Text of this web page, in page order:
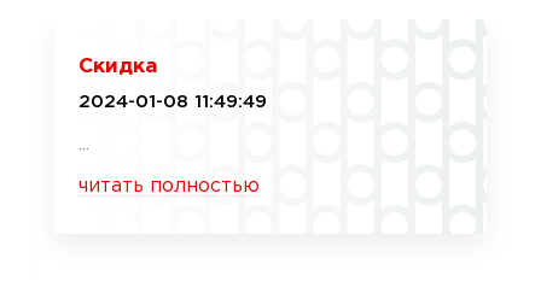
Скидка
2024-01-08 11:49:49
читать полностью